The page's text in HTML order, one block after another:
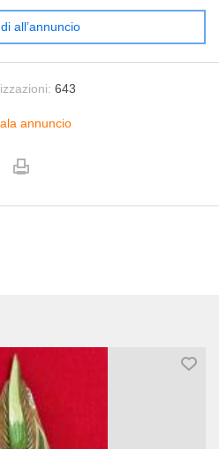
all’annuncio
643
annuncio